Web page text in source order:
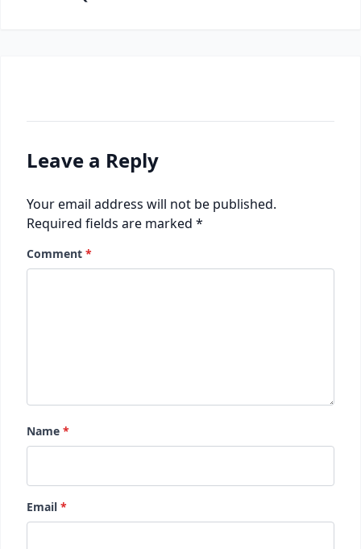
Leave a Reply
Your email address will not be published.
Required fields are marked *
Comment *
Name *
Email *